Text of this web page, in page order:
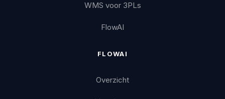
WMS voor 3PLs
FlowAI
FLOWAI
Overzicht